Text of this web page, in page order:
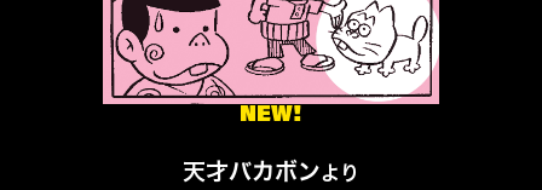
NEW!
天才バカボンより